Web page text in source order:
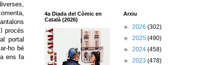
procés
portal
ho bé
ens fa
4a Diada del Còmic en
Català (2026)
Arxiu
► 2026 (302)
► 2025 (490)
► 2024 (458)
► 2023 (478)